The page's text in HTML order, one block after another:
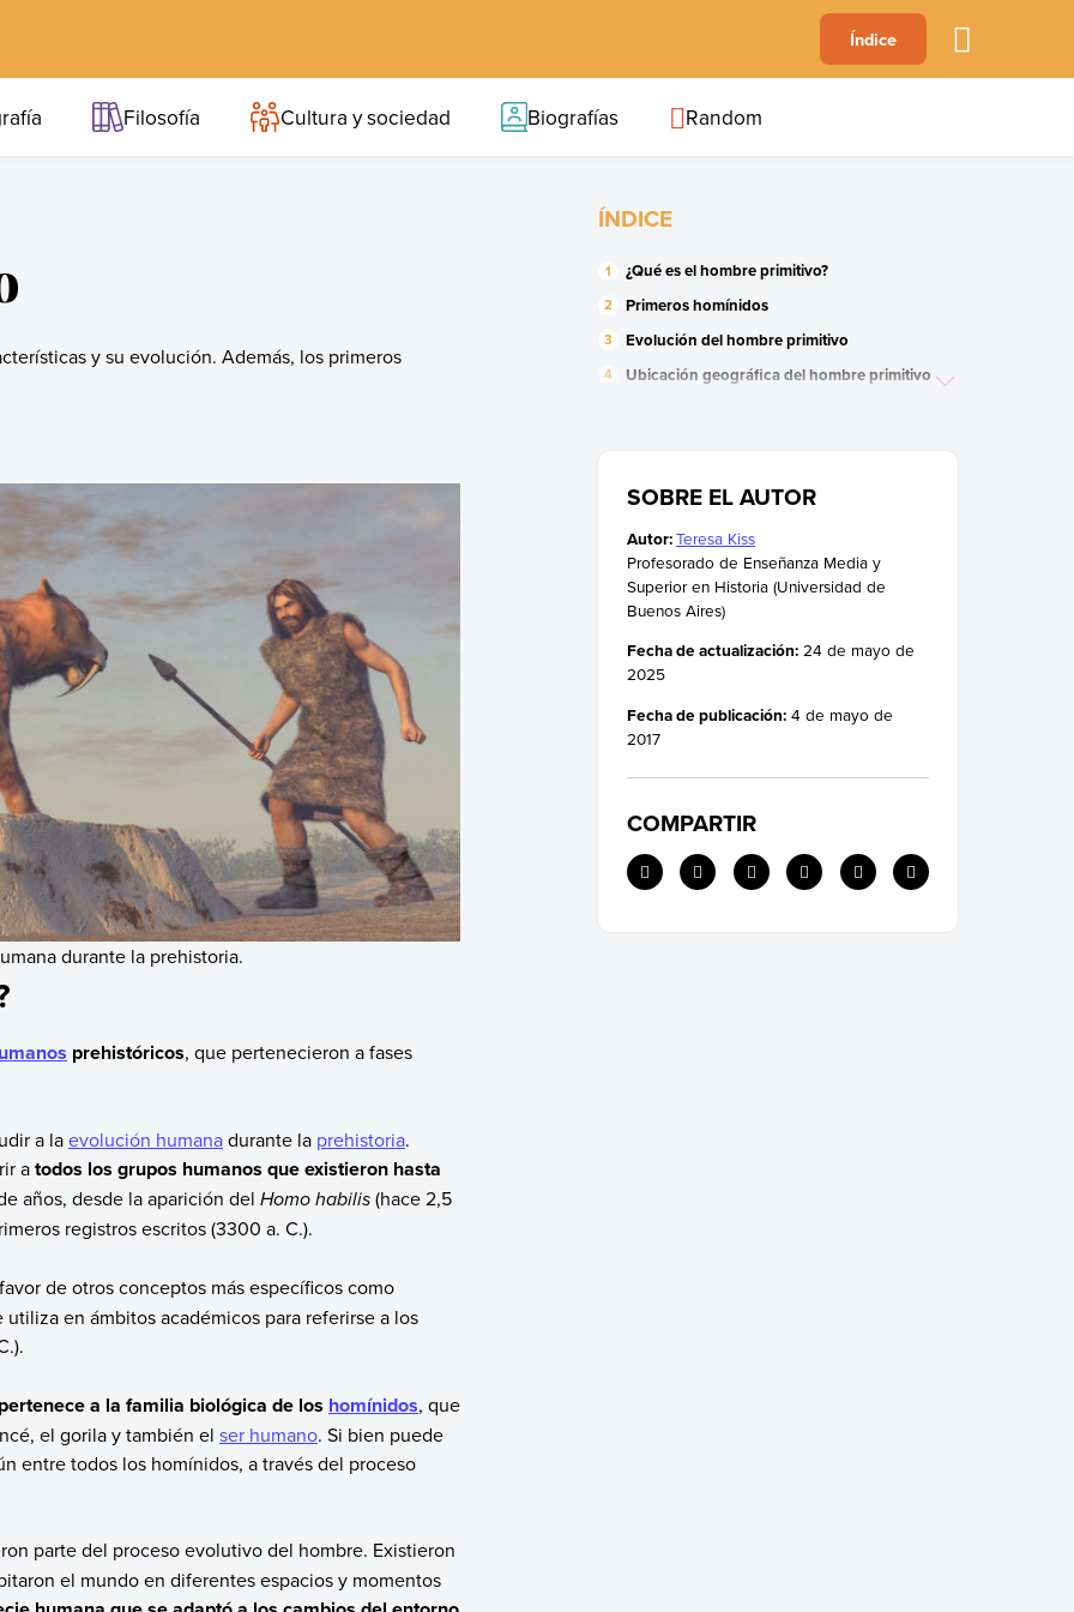
B C F
Índice
Filosofía Cultura y sociedad Biografías Random
y su evolución. Además, los primeros
durante la prehistoria.
prehistóricos, que pertenecieron a fases
a laevolución humanadurante la prehistoria.
atodos los grupos humanos que existieron hasta
años, desde la aparición del Homo habilis(hace 2,5
registros escritos (3300 a. C.).
de otros conceptos más específicos como
en ámbitos académicos para referirse a los
a la familia biológica de los homínidos, que
el gorila y también el ser humano. Si bien puede
entre todos los homínidos, a través del proceso
parte del proceso evolutivo del hombre. Existieron
el mundo en diferentes espacios y momentos
ÍNDICE
¿Qué es el hombre primitivo?
Primeros homínidos
Evolución del hombre primitivo
Ubicación geográfica del hombre primitivo
SOBRE EL AUTOR
Autor:Teresa Kiss
Profesorado de Enseñanza Media y
Superior en Historia (Universidad de
Buenos Aires)
Fecha de actualización: 24 de mayo de
2025
Fecha de publicación: 4 de mayo de
2017
COMPARTIR